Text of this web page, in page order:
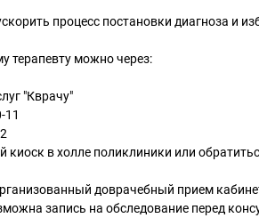
процесс постановки диагноза и
терапевту можно через:
"Кврачу"
11
в холле поликлиники или
доврачебный прием
запись на обследование перед